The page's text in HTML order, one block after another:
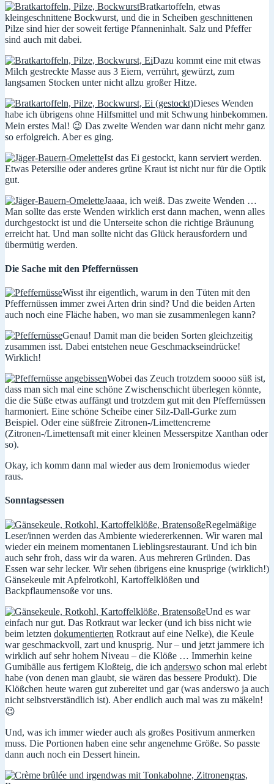
Bratkartoffeln, etwas
kleingeschnittene Bockwurst, und die in Scheiben geschnittenen
Pilze sind hier der soweit fertige Pfanneninhalt. Salz und Pfeffer
sind auch mit dabei.
Dazu kommt eine mit etwas
Milch gestreckte Masse aus 3 Eiern, verrührt, gewürzt, zum
langsamen Stocken unter nicht allzu großer Hitze.
Dieses Wenden
habe ich übrigens ohne Hilfsmittel und mit Schwung hinbekommen.
Mein erstes Mal! 😉 Das zweite Wenden war dann nicht mehr ganz
so erfolgreich. Aber es ging.
Ist das Ei gestockt, kann serviert werden.
Etwas Petersilie oder anderes grüne Kraut ist nicht nur für die Optik
gut.
Jaaaa, ich weiß. Das zweite Wenden …
Man sollte das erste Wenden wirklich erst dann machen, wenn alles
durchgestockt ist und die Unterseite schon die richtige Bräunung
erreicht hat. Und man sollte nicht das Glück herausfordern und
übermütig werden.
Die Sache mit den Pfeffernüssen
Wisst ihr eigentlich, warum in den Tüten mit den
Pfeffernüssen immer zwei Arten drin sind? Und die beiden Arten
auch noch eine Fläche haben, wo man sie zusammenlegen kann?
Genau! Damit man die beiden Sorten gleichzeitig
zusammen isst. Dabei entstehen neue Geschmackseindrücke!
Wirklich!
Wobei das Zeuch trotzdem soooo süß ist,
dass man sich mal eine schöne Zwischenschicht überlegen könnte,
die die Süße etwas auffängt und trotzdem gut mit den Pfeffernüssen
harmoniert. Eine schöne Scheibe einer Silz-Dall-Gurke zum
Beispiel. Oder eine süßfreie Zitronen-/Limettencreme
(Zitronen-/Limettensaft mit einer kleinen Messerspitze Xanthan oder
so).
Okay, ich komm dann mal wieder aus dem Ironiemodus wieder
raus.
Sonntagsessen
Regelmäßige
Leser/innen werden das Ambiente wiedererkennen. Wir waren mal
wieder ein meinem momentanen Lieblingsrestaurant. Und ich bin
auch sehr froh, dass wir da waren. Aus mehreren Gründen. Das
Essen war sehr lecker. Wir sehen übrigens eine knusprige (wirklich!)
Gänsekeule mit Apfelrotkohl, Kartoffelklößen und
Backpflaumensoße vor uns.
Und es war
einfach nur gut. Das Rotkraut war lecker (und ich biss nicht wie
beim letzten dokumentierten Rotkraut auf eine Nelke), die Keule
war geschmackvoll, zart und knusprig. Nur – und jetzt jammere ich
wirklich auf sehr hohem Niveau – die Klöße … Immerhin keine
Gumibälle aus fertigem Kloßteig, die ich anderswo schon mal erlebt
habe (von denen man glaubt, sie wären das bessere Produkt). Die
Klößchen heute waren gut zubereitet und gar (was anderswo ja auch
nicht selbstverständlich ist). Aber endlich auch mal was zu mäkeln!
😉
Und, was ich immer wieder auch als großes Positivum anmerken
muss. Die Portionen haben eine sehr angenehme Größe. So passte
dann auch noch ein Dessert hinein.